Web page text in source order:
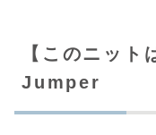
【このニッ
Jumper